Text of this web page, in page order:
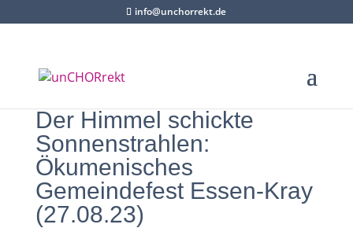
info@unchorrekt.de
Der Himmel schickte
Sonnenstrahlen:
Ökumenisches
Gemeindefest Essen-Kray
(27.08.23)